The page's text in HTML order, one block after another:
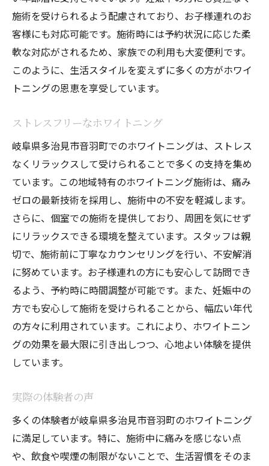
施術を受けられるよう配慮されており、お子様連れのお
客様にも対応可能です。施術時には予約状況に応じた柔
軟な対応がされるため、家族での利用も大変便利です。
このように、生活スタイルを変えずに多くの方がホワイ
トニングの恩恵を享受しています。
ストレスフリーなホワイトニング
岐阜県多治見市音羽町でのホワイトニングは、ストレス
なくリラックスして受けられることで多くの支持を集め
ています。この地域特有のホワイトニング施術は、痛み
ゼロの最新技術を採用し、施術中の不安を軽減します。
さらに、個室での施術を提供しており、周囲を気にせず
にリラックスできる環境を整えています。スタッフは親
切で、施術前に丁寧なカウンセリングを行い、不安解消
に努めています。お子様連れの方にも安心して訪問でき
るよう、予約時に時間調整が可能です。また、妊娠中の
方でも安心して施術を受けられることから、幅広い年代
の方々に利用されています。これにより、ホワイトニン
グの効果を最大限に引き出しつつ、心地よい体験を提供
しています。
実際の体験者の声
多くの体験者が岐阜県多治見市音羽町のホワイトニング
に満足しています。特に、施術中に痛みを感じない点
や、飲食や喫煙の制限がないことで、生活習慣をそのま